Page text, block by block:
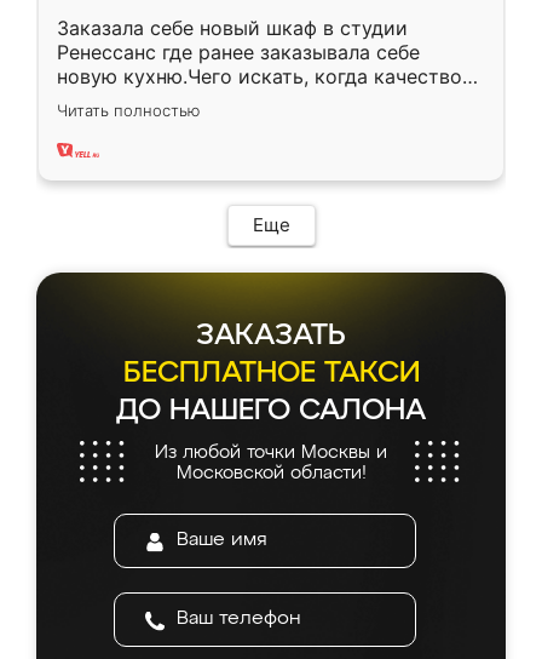
Заказала себе новый шкаф в студии
Ренессанс где ранее заказывала себе
новую кухню.Чего искать, когда качеством
вполне довольна. Служит кухня уже почти
два года, нареканий нет.
Читать полностью
Еще
ЗАКАЗАТЬ
БЕСПЛАТНОЕ ТАКСИ
ДО НАШЕГО САЛОНА
Из любой точки Москвы и
Московской области!